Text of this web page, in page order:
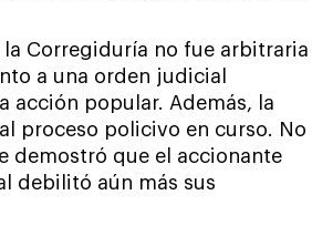
Corregiduría no fue arbitraria
a una orden judicial
acción popular. Además, la
proceso policivo en curso. No
demostró que el accionante
debilitó aún más sus